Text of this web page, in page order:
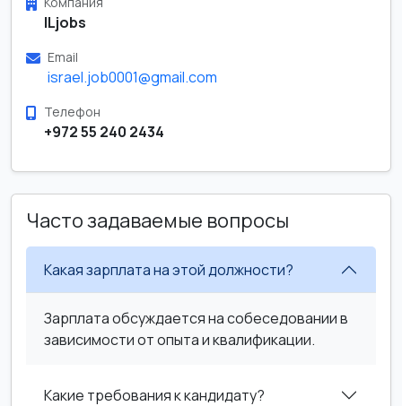
ILjobs
Email
israel.job0001@gmail.com
Телефон
+972 55 240 2434
Часто задаваемые вопросы
Какая зарплата на этой должности?
Зарплата обсуждается на собеседовании в
зависимости от опыта и квалификации.
Какие требования к кандидату?